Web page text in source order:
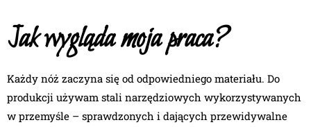
Jak wygląda moja praca?
Każdy nóż zaczyna się od odpowiedniego materiału. Do
produkcji używam stali narzędziowych wykorzystywanych
w przemyśle – sprawdzonych i dających przewidywalne